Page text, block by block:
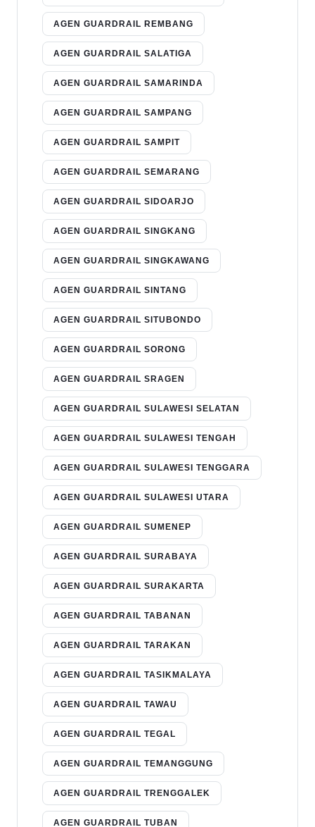
AGEN GUARDRAIL REMBANG
AGEN GUARDRAIL SALATIGA
AGEN GUARDRAIL SAMARINDA
AGEN GUARDRAIL SAMPANG
AGEN GUARDRAIL SAMPIT
AGEN GUARDRAIL SEMARANG
AGEN GUARDRAIL SIDOARJO
AGEN GUARDRAIL SINGKANG
AGEN GUARDRAIL SINGKAWANG
AGEN GUARDRAIL SINTANG
AGEN GUARDRAIL SITUBONDO
AGEN GUARDRAIL SORONG
AGEN GUARDRAIL SRAGEN
AGEN GUARDRAIL SULAWESI SELATAN
AGEN GUARDRAIL SULAWESI TENGAH
AGEN GUARDRAIL SULAWESI TENGGARA
AGEN GUARDRAIL SULAWESI UTARA
AGEN GUARDRAIL SUMENEP
AGEN GUARDRAIL SURABAYA
AGEN GUARDRAIL SURAKARTA
AGEN GUARDRAIL TABANAN
AGEN GUARDRAIL TARAKAN
AGEN GUARDRAIL TASIKMALAYA
AGEN GUARDRAIL TAWAU
AGEN GUARDRAIL TEGAL
AGEN GUARDRAIL TEMANGGUNG
AGEN GUARDRAIL TRENGGALEK
AGEN GUARDRAIL TUBAN